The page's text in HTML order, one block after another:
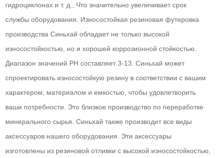
гидроциклонах и т. д., Что значительно увеличивает срок
службы оборудования. Износостойкая резиновая футеровка
производства Синьхай обладает не только высокой
износостойкостью, но и хорошей коррозионной стойкостью.
Диапазон значений PH составляет 3-13. Синьхай может
спроектировать износостойкую резину в соответствии с вашим
характером, материалом и емкостью, чтобы удовлетворить
ваши потребности. Это близкое производство по переработке
минерального сырья. Синьхай также производит все виды
аксессуаров нашего оборудования. Эти аксессуары
изготовлены из резиновой отливки с высокой износостойкостью,